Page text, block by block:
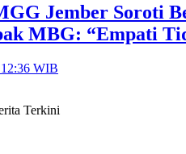
Jember Soroti
MBG: “Empati
WIB
Terkini